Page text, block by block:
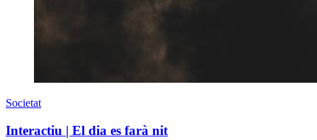
Societat
Interactiu | El dia es farà nit